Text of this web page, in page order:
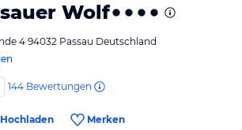
Wolf
4 94032 Passau Deutschland
144 Bewertungen
Hochladen Merken